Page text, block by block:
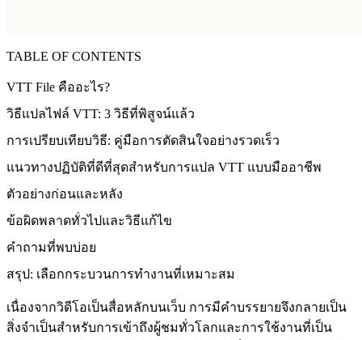
TABLE OF CONTENTS
VTT File คืออะไร?
วิธีแปลไฟล์ VTT: 3 วิธีที่พิสูจน์แล้ว
การเปรียบเทียบวิธี: คู่มือการตัดสินใจอย่างรวดเร็ว
แนวทางปฏิบัติที่ดีที่สุดสำหรับการแปล VTT แบบมืออาชีพ
ตัวอย่างก่อนและหลัง
ข้อผิดพลาดทั่วไปและวิธีแก้ไข
คำถามที่พบบ่อย
สรุป: เลือกกระบวนการทำงานที่เหมาะสม
เนื่องจากวิดีโอเป็นสื่อหลักบนเว็บ การมีคำบรรยายจึงกลายเป็น
สิ่งจำเป็นสำหรับการเข้าถึงผู้ชมทั่วโลกและการใช้งานที่เป็น